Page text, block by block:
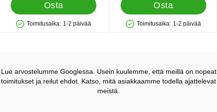
Osta
Saatavuus: Varastossa
Toimitusaika: 1-2 päivää
Osta
Saatavuus: Varastossa
Toimitusaika: 1-2 päivää
Lue arvostelumme Googlessa. Usein kuulemme, että meillä on nopeat
toimitukset ja reilut ehdot. Katso, mitä asiakkaamme todella ajattelevat
meistä.